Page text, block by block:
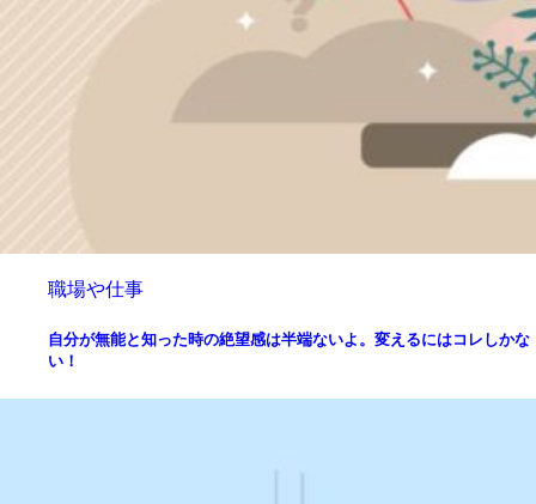
職場や仕事
自分が無能と知った時の絶望感は半端ないよ。変えるにはコレしかな
い！